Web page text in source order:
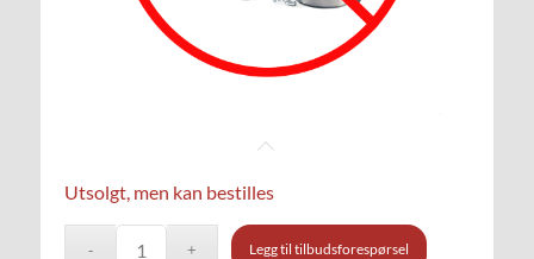
Utsolgt, men kan bestilles
Legg til tilbudsforespørsel